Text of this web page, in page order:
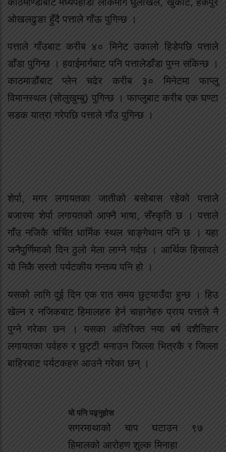
ओखलढुङा हुँदै पत्ताले गाँऊ पुगिन्छ ।
पत्ताले गाँउबाट करीब ४० मिनेट उकालो हिडेपछि पत्ताले
डाँडा पुगिन्छ । हवाईमार्गबाट पनि पत्तालेडाँडा पुग्न सकिन्छ ।
काठमाडौंबाट प्लेन चढेर करीब ३० मिनेटमा फाप्लु
विमानस्थल (सोलुखुम्बु) पुगिन्छ । फाप्लुबाट करीब एक घण्टा
सडक यात्रा गरेपछि पत्ताले गाँउ पुगिन्छ ।
शेर्पा, मगर लगायतका जातीको बसोबास रहेको पत्ताले
बजारमा शेर्पा लगायतको आफ्नै भाषा, सँस्कृति छ । पत्ताले
गाँउ नजिकै चर्चित धार्मिक स्थल चाङ्गेथान पनि छ । यहा
जनैपुर्णिमाको दिन ठुलो मेला लाग्ने गर्दछ । आर्थिक हिसावले
यो निकै सस्तो पर्यटकीय गन्तव्य पनि हो ।
यसको लागि दुई दिन एक रात समय छुट्याउँदा हुन्छ । हिउ
खेल्न र नजिकबाट हिमालहरु हेर्न चाहानेहरु प्राय पत्ताले नै
पुग्ने गरेका छन । यसका अतिरिक्त नया बर्ष दशैतिहार
लगायतका पर्वहरु र छुट्टी मनाउन जिल्ला भित्रकै र जिल्ला
बाहिरबाट पर्यटकहरु आउने गरेका छन् ।
यो पनि पढ्नुहोस
सगरमाथाको चाप घटाउन ९७
हिमालको आरोहण शुल्क मिनाहा